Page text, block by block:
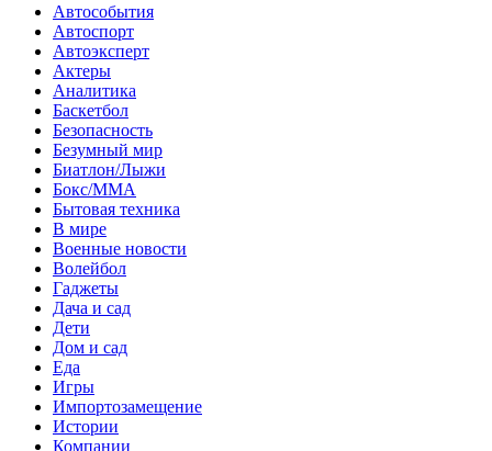
Автособытия
Автоспорт
Автоэксперт
Актеры
Аналитика
Баскетбол
Безопасность
Безумный мир
Биатлон/Лыжи
Бокс/MMA
Бытовая техника
В мире
Военные новости
Волейбол
Гаджеты
Дача и сад
Дети
Дом и сад
Еда
Игры
Импортозамещение
Истории
Компании